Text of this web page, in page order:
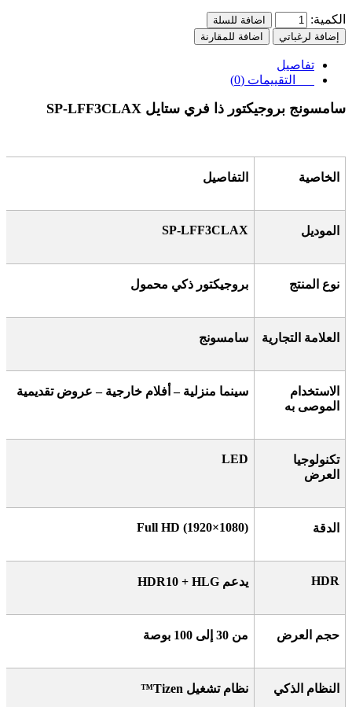
الكمية:
اضافة للسلة
إضافة لرغباتي
اضافة للمقارنة
تفاصيل
التقييمات (0)
سامسونج بروجيكتور ذا فري ستايل
الخاصية التفاصيل
الموديل SP-LFF3CLAX
نوع المنتج بروجيكتور ذكي محمول
العلامة التجارية سامسونج
الاستخدام
الموصى به
سينما منزلية – أفلام خارجية – عروض تقديمية
تكنولوجيا
العرض
LED
الدقة Full HD (1920×1080)
HDR يدعم HDR10 + HLG
حجم العرض من 30 إلى 100 بوصة
النظام الذكي نظام تشغيل